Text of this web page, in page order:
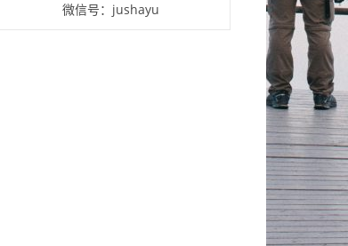
微信号：jushayu